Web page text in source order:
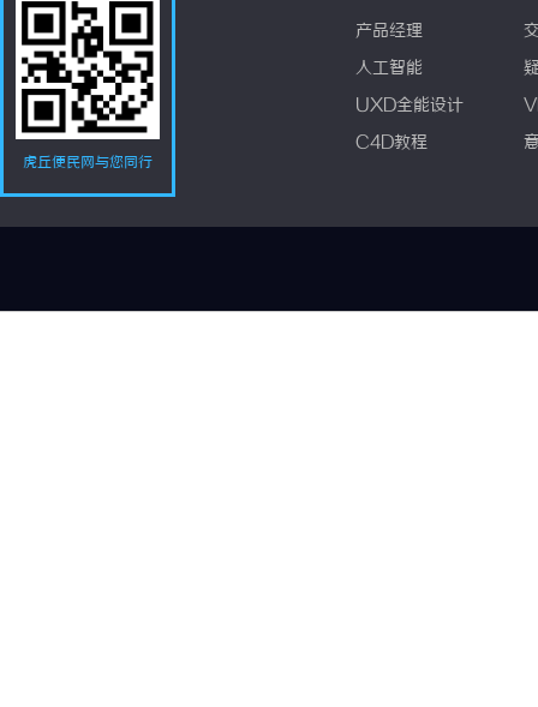
虎丘便民网与您同行
产品经理
人工智能
UXD全能设计
C4D教程